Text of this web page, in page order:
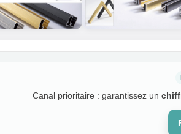
Canal prioritaire : garantissez un